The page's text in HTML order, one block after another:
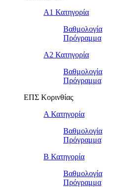
Α1 Κατηγορία
Βαθμολογία
Πρόγραμμα
Α2 Κατηγορία
Βαθμολογία
Πρόγραμμα
ΕΠΣ Κορινθίας
Α Κατηγορία
Βαθμολογία
Πρόγραμμα
Β Κατηγορία
Βαθμολογία
Πρόγραμμα